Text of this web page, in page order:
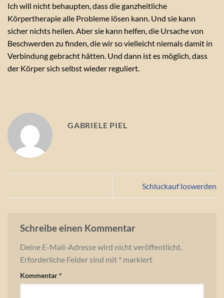
Ich will nicht behaupten, dass die ganzheitliche
Körpertherapie alle Probleme lösen kann. Und sie kann
sicher nichts heilen. Aber sie kann helfen, die Ursache von
Beschwerden zu finden, die wir so vielleicht niemals damit in
Verbindung gebracht hätten. Und dann ist es möglich, dass
der Körper sich selbst wieder reguliert.
GABRIELE PIEL
Schluckauf loswerden
Schreibe einen Kommentar
Deine E-Mail-Adresse wird nicht veröffentlicht.
Erforderliche Felder sind mit * markiert
Kommentar*